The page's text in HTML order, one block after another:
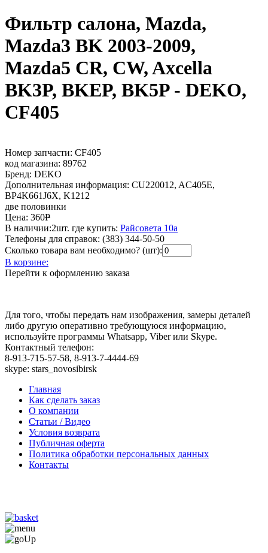
Фильтр салона, Mazda,
Mazda3 BK 2003-2009,
Mazda5 CR, CW, Axcella
BK3P, BKEP, BK5P - DEKO,
CF405
Номер запчасти: CF405
код магазина: 89762
Бренд: DEKO
Дополнительная информация: CU220012, AC405E,
BP4K661J6X, K1212
две половинки
Цена: 360Р
В наличии:2шт. где купить: Райсовета 10а
Телефоны для справок: (383) 344-50-50
Сколько товара вам необходимо? (шт):
В корзине:
Перейти к оформлению заказа
Для того, чтобы передать нам изображения, замеры деталей
либо другую оперативно требующуюся информацию,
используйте программы Whatsapp, Viber или Skype.
Контактный телефон:
8-913-715-57-58, 8-913-7-4444-69
skype: stars_novosibirsk
Главная
Как сделать заказ
О компании
Статьи / Видео
Условия возврата
Публичная оферта
Политика обработки персональных данных
Контакты